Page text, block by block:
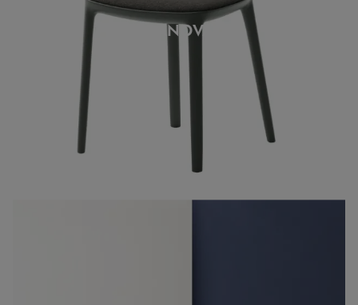
CANOVA